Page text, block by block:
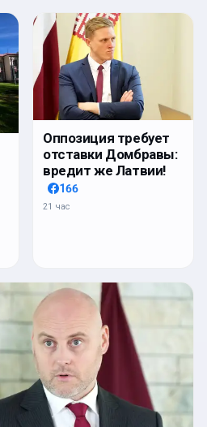
Оппозиция требует
отставки Домбравы:
вредит же Латвии!
166
21 час